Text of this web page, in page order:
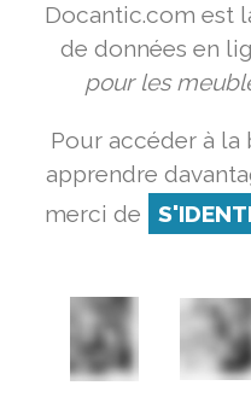
Docantic.com est
de données en
pour les
Pour accéder à la
apprendre
merci de